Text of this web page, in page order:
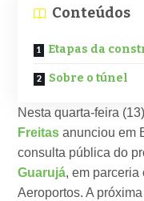
Conteúdos
Etapas da
Sobre o túnel
Nesta quarta-feira
Freitas anunciou em
consulta pública do
Guarujá, em parceria
Aeroportos. A